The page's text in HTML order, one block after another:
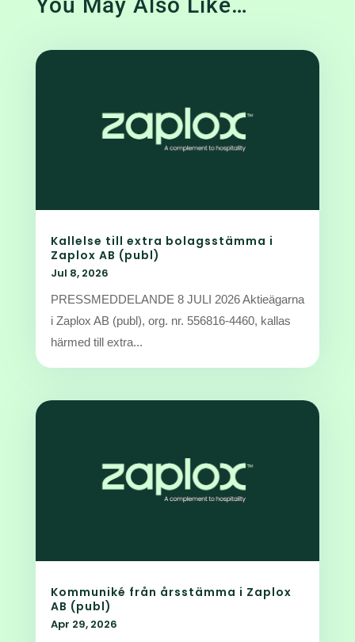
Kallelse till extra bolagsstämma i
Zaplox AB (publ)
Jul 8, 2026
PRESSMEDDELANDE 8 JULI 2026 Aktieägarna
i Zaplox AB (publ), org. nr. 556816-4460, kallas
härmed till extra...
Kommuniké från årsstämma i Zaplox
AB (publ)
Apr 29, 2026